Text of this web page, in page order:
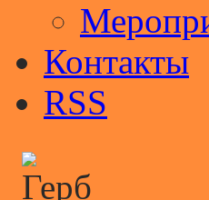
Контакты
RSS